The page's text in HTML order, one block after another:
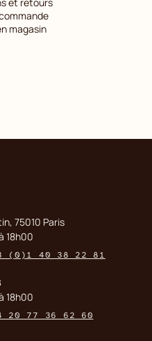
magasin
75010 Paris
18h00
(0)1 40 38 22 81
18h00
20 77 36 62 60